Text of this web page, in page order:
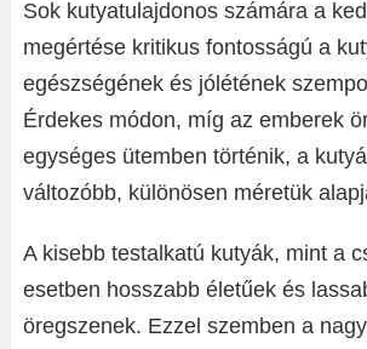
Sok kutyatulajdonos számára a
megértése kritikus fontosságú a
egészségének és jólétének
Érdekes módon, míg az emberek
egységes ütemben történik, a
változóbb, különösen méretük
A kisebb testalkatú kutyák, mint a
esetben hosszabb életűek és
öregszenek. Ezzel szemben a